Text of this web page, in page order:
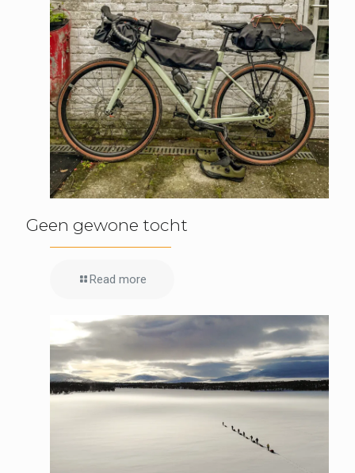
Geen gewone tocht
Read more